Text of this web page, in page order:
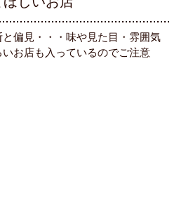
偏見・・・味や見た目・雰囲気
お店も入っているのでご注意